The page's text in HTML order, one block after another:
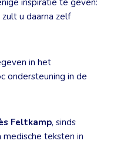
inspiratie te geven:
u daarna zelf
in het
ondersteuning in de
Feltkamp, sinds
teksten in